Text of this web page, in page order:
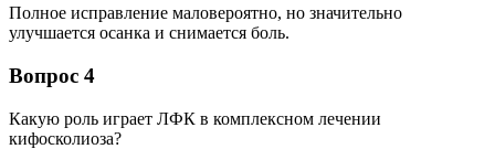
Полное исправление маловероятно, но значительно
улучшается осанка и снимается боль.
Вопрос 4
Какую роль играет ЛФК в комплексном лечении
кифосколиоза?